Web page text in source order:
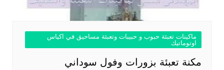
ماكينات تعبئة حبوب و حبيبات وتعبئة مساحيق في اكياس
اوتوماتيك
مكنة تعبئة بزورات وفول سوداني